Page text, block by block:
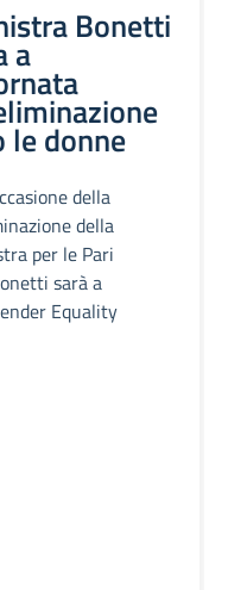
Bonetti
a
le donne
della
della
per le Pari
sarà a
Equality